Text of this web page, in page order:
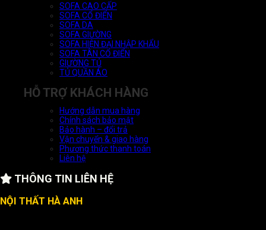
SOFA CAO CẤP
SOFA CỔ ĐIỂN
SOFA DA
SOFA GIƯỜNG
SOFA HIỆN ĐẠI NHẬP KHẨU
SOFA TÂN CỔ ĐIỂN
GIƯỜNG TỦ
TỦ QUẦN ÁO
HỖ TRỢ KHÁCH HÀNG
Hướng dẫn mua hàng
Chính sách bảo mật
Bảo hành – đổi trả
Vận chuyển & giao hàng
Phương thức thanh toán
Liên hệ
THÔNG TIN LIÊN HỆ
NỘI THẤT HÀ ANH